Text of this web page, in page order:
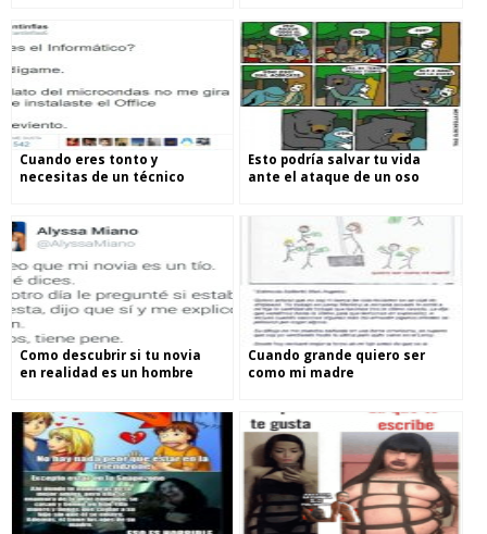
Cuando eres tonto y
necesitas de un técnico
Esto podría salvar tu vida
ante el ataque de un oso
Como descubrir si tu novia
en realidad es un hombre
Cuando grande quiero ser
como mi madre